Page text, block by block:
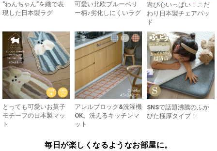
”わんちゃん”を織で表
現した日本製ラグ
可愛い北欧ブルーベリ
ー柄♪劣化しにくいラグ
遊び心いっぱい！こだ
わり日本製チェアパッ
ド
とっても可愛いお菓子
モチーフの日本製マッ
ト
アレルブロック&洗濯機
OK。洗えるキッチンマ
ット
SNSで話題沸騰のふか
ぴた極厚タイプ！
毎日が楽しくなるようなお部屋に。